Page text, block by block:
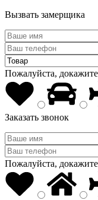
Вызвать замерщика
Пожалуйста,
Заказать звонок
Пожалуйста,